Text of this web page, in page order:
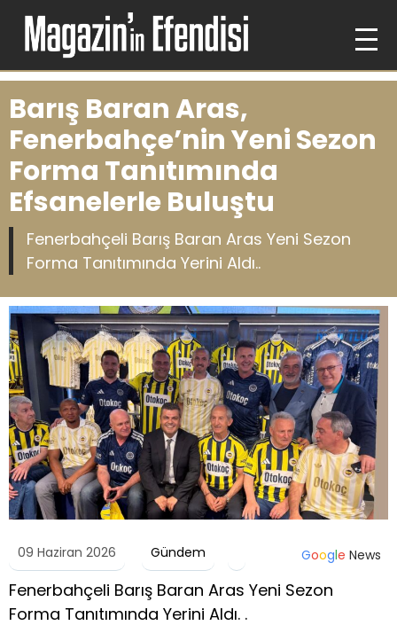
Barış Baran Aras,
Fenerbahçe’nin Yeni Sezon
Forma Tanıtımında
Efsanelerle Buluştu
Fenerbahçeli Barış Baran Aras Yeni Sezon
Forma Tanıtımında Yerini Aldı..
09 Haziran 2026 Gündem Google News
Fenerbahçeli Barış Baran Aras Yeni Sezon
Forma Tanıtımında Yerini Aldı. .